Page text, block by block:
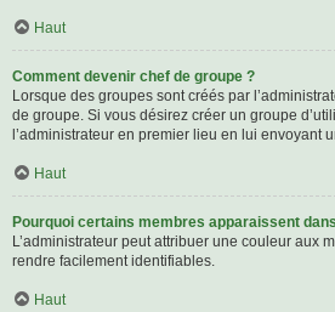
Haut
Comment devenir chef de groupe ?
Lorsque des groupes sont créés par
de groupe. Si vous désirez créer un groupe
l’administrateur en premier lieu en lui envoyant
Haut
Pourquoi certains membres apparaissent
L’administrateur peut attribuer une couleur aux
rendre facilement identifiables.
Haut